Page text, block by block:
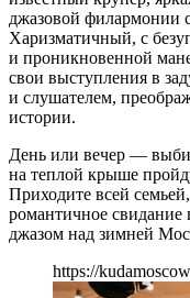
джазовой филармонии
Харизматичный, с
и проникновенной
свои выступления в
и слушателем,
истории.
День или вечер —
на теплой крыше
Приходите всей
романтичное
джазом над зимней
https://